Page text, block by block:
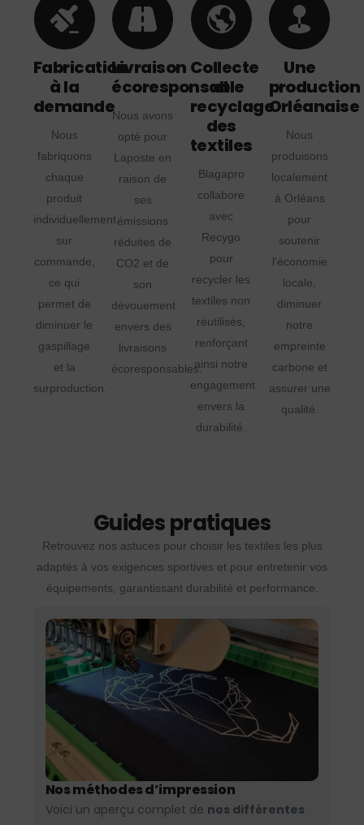
Fabrication
à la
demande
Nous
fabriquons
chaque
produit
individuellement
sur
commande,
ce qui
permet de
diminuer le
gaspillage
et la
surproduction.
Livraison
écoresponsable
Nous avons
opté pour
Laposte en
raison de
ses
émissions
réduites de
CO2 et de
son
dévouement
envers des
livraisons
écoresponsables.
Collecte
et
recyclage
des
textiles
Blagapro
collabore
avec
Recygo
pour
recycler les
textiles non
réutilisés,
renforçant
ainsi notre
engagement
envers la
durabilité.
Une
production
Orléanaise
Nous
produisons
localement
à Orléans
pour
soutenir
l'économie
locale,
diminuer
notre
empreinte
carbone et
assurer une
qualité.
Guides pratiques
Retrouvez nos astuces pour choisir les textiles les plus
adaptés à vos exigences sportives et pour entretenir vos
équipements, garantissant durabilité et performance.
Nos méthodes d’impression
Voici un aperçu complet de nos différentes